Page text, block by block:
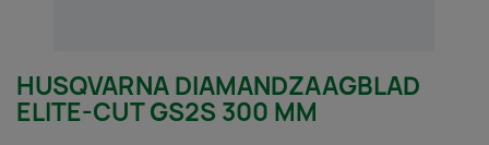
HUSQVARNA DIAMANDZAAGBLAD
ELITE-CUT GS2S 300 MM